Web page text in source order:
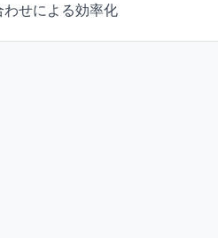
せによる効率化